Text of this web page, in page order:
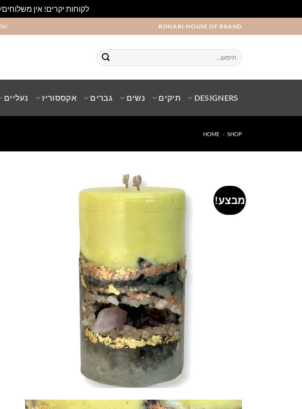
לקוחות יקרים! אין משלוחים/
to
RONARI-HOUSE OF BRAND
חיפוש
עבור:
DESIGNERS תיקים נשים גברים אקססוריז נעליים
HOME » SHOP
מבצע!